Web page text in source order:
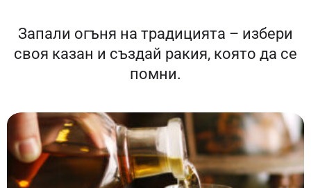
Запали огъня на традицията – избери
своя казан и създай ракия, която да се
помни.